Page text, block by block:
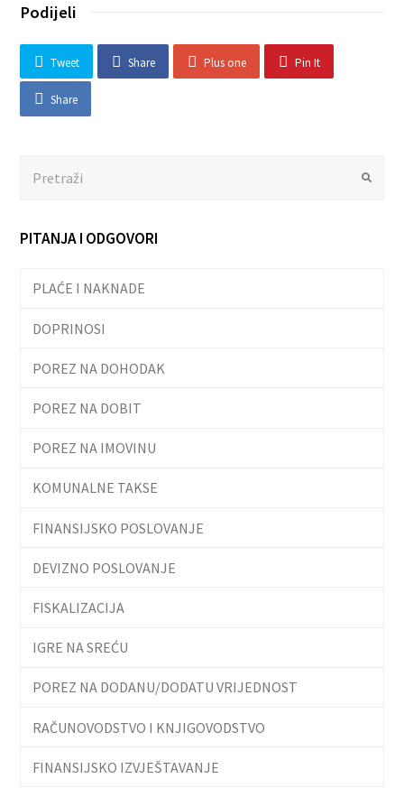
Podijeli
Tweet Share Plus one Pin It
Share
PITANJA I ODGOVORI
PLAĆE I NAKNADE
DOPRINOSI
POREZ NA DOHODAK
POREZ NA DOBIT
POREZ NA IMOVINU
KOMUNALNE TAKSE
FINANSIJSKO POSLOVANJE
DEVIZNO POSLOVANJE
FISKALIZACIJA
IGRE NA SREĆU
POREZ NA DODANU/DODATU VRIJEDNOST
RAČUNOVODSTVO I KNJIGOVODSTVO
FINANSIJSKO IZVJEŠTAVANJE